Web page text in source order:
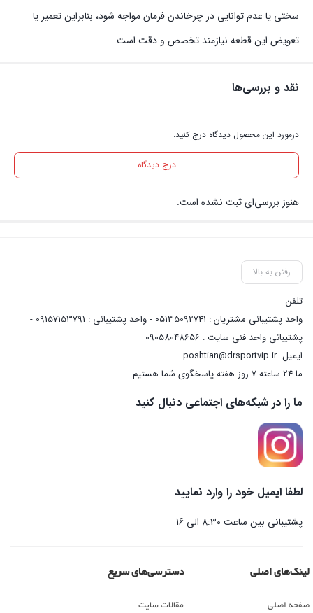
سختی یا عدم توانایی در چرخاندن فرمان مواجه شود، بنابراین تعمیر یا
تعویض این قطعه نیازمند تخصص و دقت است.
نقد و بررسی‌ها
درمورد این محصول دیدگاه درج کنید.
درج دیدگاه
هنوز بررسی‌ای ثبت نشده است.
رفتن به بالا
تلفن
واحد پشتیبانی مشتریان : 05135092741 - واحد پشتیبانی : 09157153791 -
پشتیبانی واحد فنی سایت : 09058048656
ایمیلposhtian@drsportvip.ir
ما 24 ساعته 7 روز هفته پاسخگوی شما هستیم.
ما را در شبکه‌های اجتماعی دنبال کنید
لطفا ایمیل خود را وارد نمایید
پشتیبانی بین ساعت 8:30 الی 16
لینک‌های اصلی
صفحه اصلی
دسترسی‌های سریع
مقالات سایت